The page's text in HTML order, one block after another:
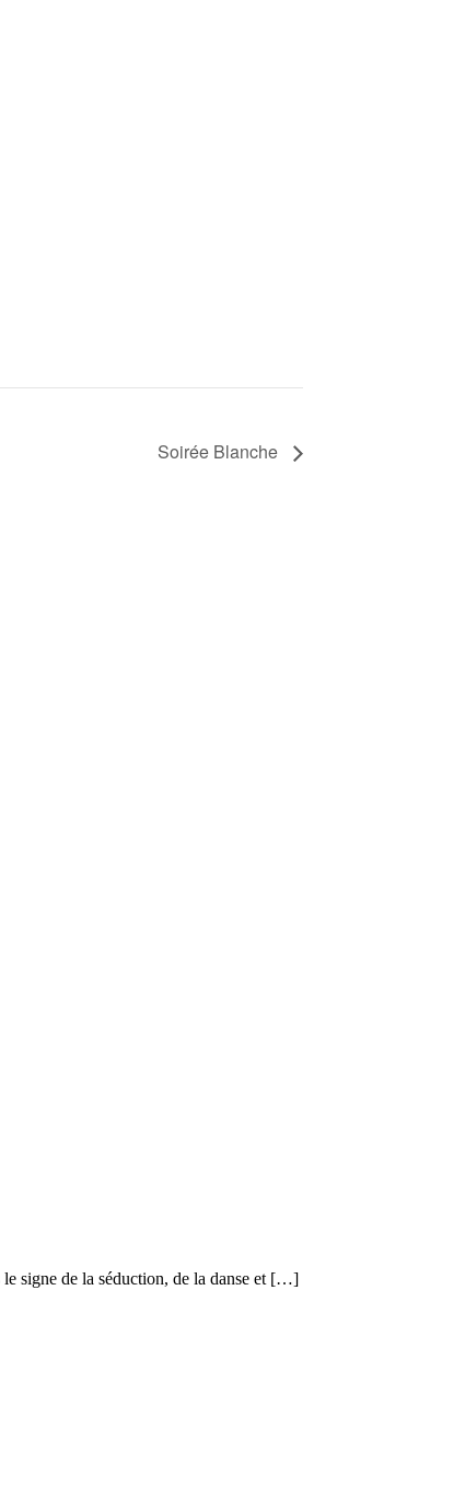
Soirée Blanche
signe de la séduction, de la danse et […]